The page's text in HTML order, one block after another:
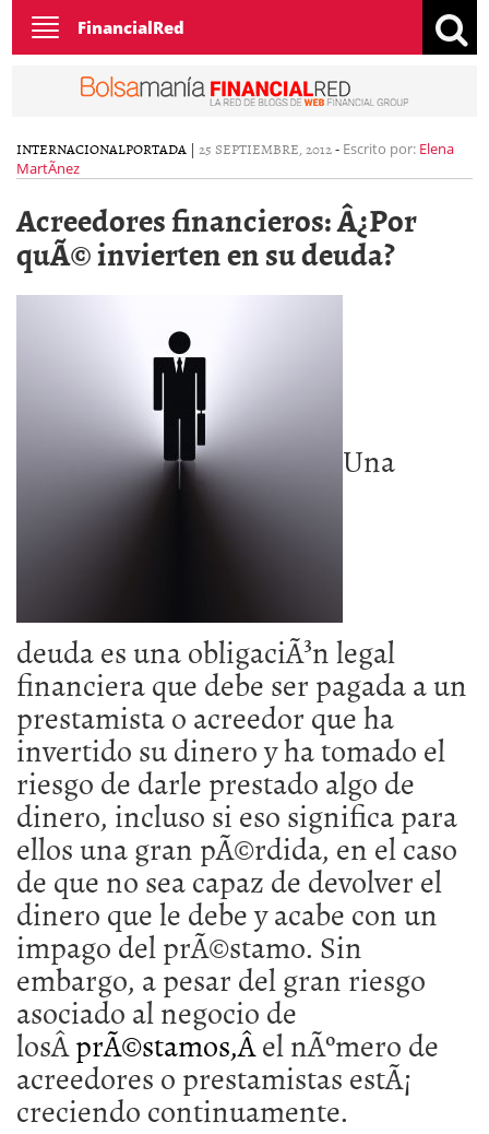
Toggle
navigation
FinancialRed
INTERNACIONALPORTADA | 25 SEPTIEMBRE, 2012- Escrito por: Elena
MartÃ­nez
Acreedores financieros: Â¿Por
quÃ© invierten en su deuda?
Una
deuda es una obligaciÃ³n legal
financiera que debe ser pagada a un
prestamista o acreedor que ha
invertido su dinero y ha tomado el
riesgo de darle prestado algo de
dinero, incluso si eso significa para
ellos una gran pÃ©rdida, en el caso
de que no sea capaz de devolver el
dinero que le debe y acabe con un
impago del prÃ©stamo. Sin
embargo, a pesar del gran riesgo
asociado al negocio de
losÂprÃ©stamos,Âel nÃºmero de
acreedores o prestamistas estÃ¡
creciendo continuamente.